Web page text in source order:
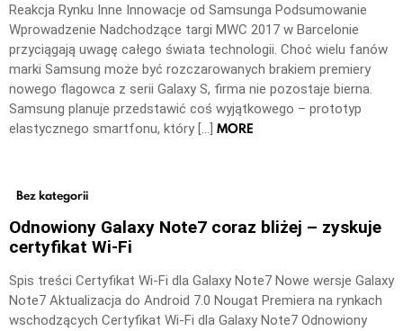
Reakcja Rynku Inne Innowacje od Samsunga Podsumowanie
Wprowadzenie Nadchodzące targi MWC 2017 w Barcelonie
przyciągają uwagę całego świata technologii. Choć wielu fanów
marki Samsung może być rozczarowanych brakiem premiery
nowego flagowca z serii Galaxy S, firma nie pozostaje bierna.
Samsung planuje przedstawić coś wyjątkowego – prototyp
elastycznego smartfonu, który […] MORE
Bez kategorii
Odnowiony Galaxy Note7 coraz bliżej – zyskuje
certyfikat Wi-Fi
Spis treści Certyfikat Wi-Fi dla Galaxy Note7 Nowe wersje Galaxy
Note7 Aktualizacja do Android 7.0 Nougat Premiera na rynkach
wschodzących Certyfikat Wi-Fi dla Galaxy Note7 Odnowiony